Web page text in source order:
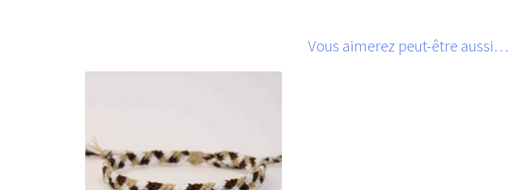
Vous aimerez peut-être aussi…